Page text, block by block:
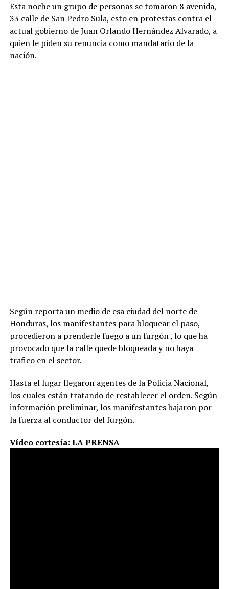
Esta noche un grupo de personas se tomaron 8 avenida,
33 calle de San Pedro Sula, esto en protestas contra el
actual gobierno de Juan Orlando Hernández Alvarado, a
quien le piden su renuncia como mandatario de la
nación.
Según reporta un medio de esa ciudad del norte de
Honduras, los manifestantes para bloquear el paso,
procedieron a prenderle fuego a un furgón , lo que ha
provocado que la calle quede bloqueada y no haya
trafico en el sector.
Hasta el lugar llegaron agentes de la Policia Nacional,
los cuales están tratando de restablecer el orden. Según
información preliminar, los manifestantes bajaron por
la fuerza al conductor del furgón.
Vídeo cortesía: LA PRENSA